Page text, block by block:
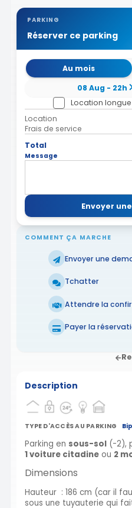
PARKING
Réserver ce parking
Au mois
08 Aug - 22h
Location
Location
Frais de service
Total
Message
Envoyer
COMMENT ÇA MARCHE
Envoyer une
Tchatter
Attendre la
Payer la
Description
TYPE D'ACCÈS AU PARKING Bip
Parking en sous-sol (-2),
1 voiture citadine ou 2
Dimensions
Hauteur : 186 cm (car il
sous une tuyauterie qui